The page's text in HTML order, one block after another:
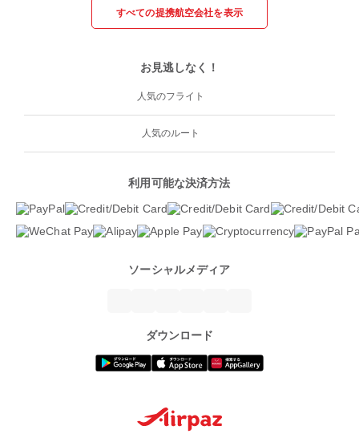
すべての提携航空会社を表示
お見逃しなく！
人気のフライト
人気のルート
利用可能な決済方法
ソーシャルメディア
ダウンロード